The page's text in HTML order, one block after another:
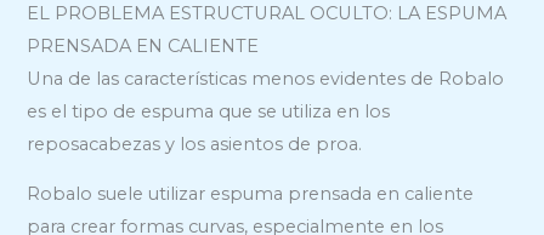
EL PROBLEMA ESTRUCTURAL OCULTO: LA ESPUMA
PRENSADA EN CALIENTE
Una de las características menos evidentes de Robalo
es el tipo de espuma que se utiliza en los
reposacabezas y los asientos de proa.
Robalo suele utilizar espuma prensada en caliente
para crear formas curvas, especialmente en los